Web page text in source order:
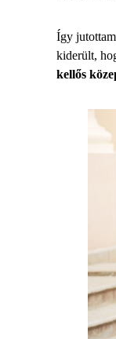
Így
kiderült,
kellős